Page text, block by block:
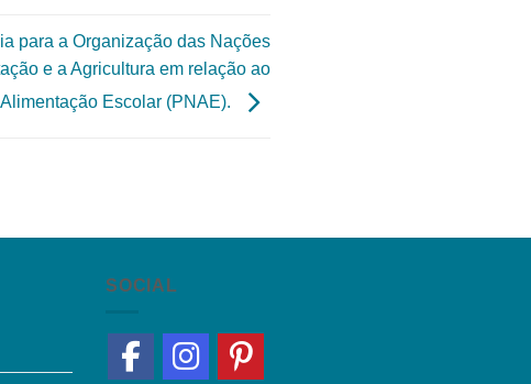
para a Organização das Nações
e a Agricultura em relação ao
Escolar (PNAE).
SOCIAL